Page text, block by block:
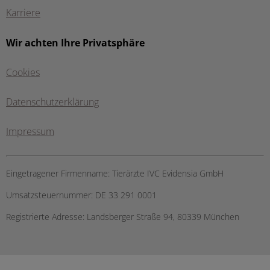
Karriere
Wir achten Ihre Privatsphäre
Cookies
Datenschutzerklärung
Impressum
Eingetragener Firmenname: Tierärzte IVC Evidensia GmbH
Umsatzsteuernummer: DE 33 291 0001
Registrierte Adresse: Landsberger Straße 94, ​80339 München